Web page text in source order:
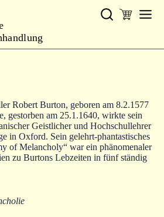
Gesamtprogramm
Autoren
Warenkorb
Robert Burton, geboren am 8.2.1577
gestorben am 25.1.1640, wirkte sein
Geistlicher und Hochschullehrer
in Oxford. Sein gelehrt-phantastisches
of Melancholy“ war ein phänomenaler
zu Burtons Lebzeiten in fünf ständig